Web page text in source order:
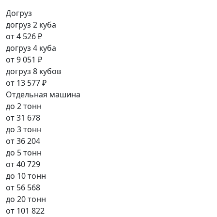
Догруз
догруз 2 куба
от4 526 ₽
догруз 4 куба
от9 051 ₽
догруз 8 кубов
от 13 577 ₽
Отдельная машина
до 2 тонн
от31 678
до 3 тонн
от36 204
до 5 тонн
от40 729
до 10 тонн
от 56 568
до 20 тонн
от 101 822